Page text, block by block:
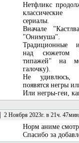
Нетфликс
классические
сериалы.
Вначале
"Онимуша".
Традиционные
над сюжетом
типажей" на
галочку).
Не удивлюсь,
появятся негры
Или негры-геи,
2 Ноября 2023г. в 21ч. 47мин.
Норм аниме
Спасибо за